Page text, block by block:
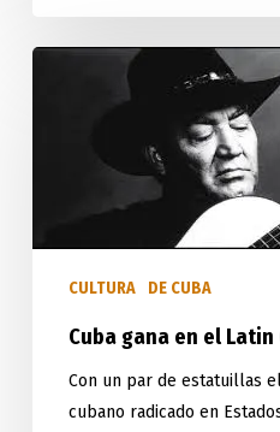
CULTURA DE CUBA
Cuba gana en el Latin
Con un par de estatuillas
cubano radicado en